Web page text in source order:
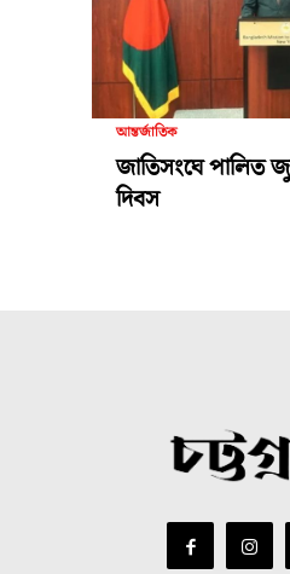
আন্তর্জাতিক
জাতিসংঘে পালিত
দিবস